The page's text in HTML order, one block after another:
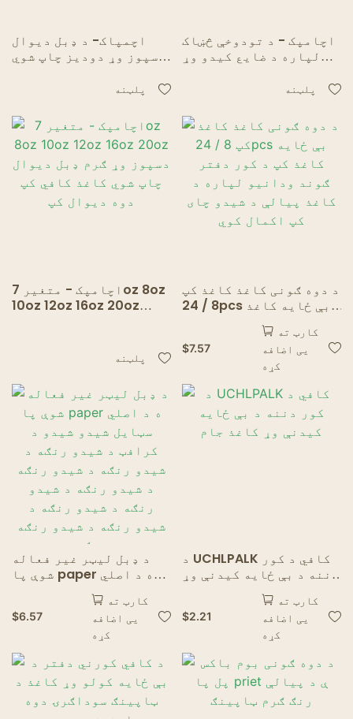
اچمپاک- د ډبل دیوال
دسپوز وړ دودیز چاپ شوي
کافي کپ د کافي مګ دوه
پلټنه
اچامپک - د تودوخې څښاک
لپاره د ضایع کیدو وړ
کاغذ کپ دوه دیوال کپ
پلټنه
اچامپک - متغیر 7oz 8oz
10oz 12oz 16oz 20oz
پلټنه
د دوه ګونی کاغذ کاغذ کپ
8 / 24pcs بې ځایه کاغذ
کپ د کور دفتر ګوند
ودانیو لپاره د کاغذ
پیالې د شیدو چای کپ
$7.57
کارټ ته
یی اضافه
کړه
د ډبل لیټر غیر فعاله
شوې پا paper ه د اصلي
سټایل شیدو شیدو د
کرافټ د شیدو رنګه د
شیدو رنګه د شیدو رنګه د
شیدو رنګه د شیدو رنګه د
شیدو رنګه د شیدو رنګه د
شیدو رنګه د شیدو رنګه د
شیدو رنګه د شیدو رنګه
پټو
$6.57
کارټ ته
یی اضافه
کړه
د UCHLPALK کافي د کور
دننه د بې ځایه کیدنې وړ
$2.21
کارټ ته
یی اضافه
کړه